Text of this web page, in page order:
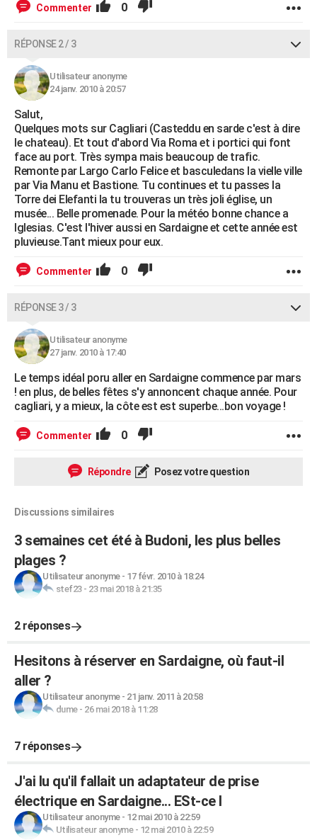
Commenter 0
RÉPONSE 2 / 3
Utilisateur anonyme
24 janv. 2010 à 20:57
Salut,
Quelques mots sur Cagliari (Casteddu en sarde c'est à dire
le chateau). Et tout d'abord Via Roma et i portici qui font
face au port. Très sympa mais beaucoup de trafic.
Remonte par Largo Carlo Felice et basculedans la vielle ville
par Via Manu et Bastione. Tu continues et tu passes la
Torre dei Elefanti la tu trouveras un très joli église, un
musée... Belle promenade. Pour la météo bonne chance a
Iglesias. C'est l'hiver aussi en Sardaigne et cette année est
pluvieuse.Tant mieux pour eux.
Commenter 0
RÉPONSE 3 / 3
Utilisateur anonyme
27 janv. 2010 à 17:40
Le temps idéal poru aller en Sardaigne commence par mars
! en plus, de belles fêtes s'y annoncent chaque année. Pour
cagliari, y a mieux, la côte est est superbe...bon voyage !
Commenter 0
Répondre Posez votre question
Discussions similaires
3 semaines cet été à Budoni, les plus belles
plages ?
Utilisateur anonyme- 17 févr. 2010 à 18:24
stef23- 23 mai 2018 à 21:35
2 réponses
Hesitons à réserver en Sardaigne, où faut-il
aller ?
Utilisateur anonyme- 21 janv. 2011 à 20:58
dume- 26 mai 2018 à 11:28
7 réponses
J'ai lu qu'il fallait un adaptateur de prise
électrique en Sardaigne... ESt-ce l
Utilisateur anonyme- 12 mai 2010 à 22:59
Utilisateur anonyme- 12 mai 2010 à 22:59